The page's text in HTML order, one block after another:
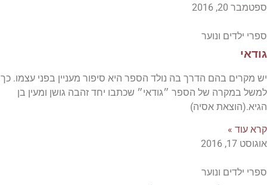
ספטמבר 20, 2016
ספרי ילדים ונוער
גודאי
יש מקרים בהם הדרך בה נולד הספר היא סיפור מעניין בפני עצמו. כך
למשל במקרה של הספר ״גודאי״ שכתבו יחד זהבה גושן ומעין בן
הגיא.(הוצאת אסיה)
קרא עוד »
אוגוסט 17, 2016
ספרי ילדים ונוער